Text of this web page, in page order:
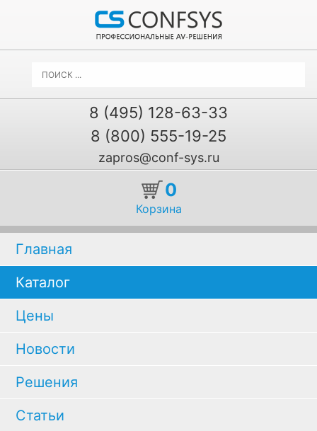
8 (495) 128-63-33
8 (800) 555-19-25
zapros@conf-sys.ru
0
Корзина
Главная
Каталог
Цены
Новости
Решения
Статьи